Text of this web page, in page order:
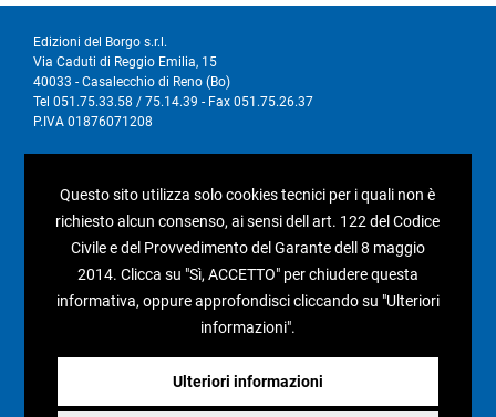
Edizioni del Borgo s.r.l.
Via Caduti di Reggio Emilia, 15
40033 - Casalecchio di Reno (Bo)
Tel 051.75.33.58 / 75.14.39 - Fax 051.75.26.37
P.IVA 01876071208
Condizioni generali di vendita
Questo sito utilizza solo cookies tecnici per i quali non è
richiesto alcun consenso, ai sensi dell art. 122 del Codice
Civile e del Provvedimento del Garante dell 8 maggio
2014. Clicca su "Sì, ACCETTO" per chiudere questa
informativa, oppure approfondisci cliccando su "Ulteriori
informazioni".
Ulteriori informazioni